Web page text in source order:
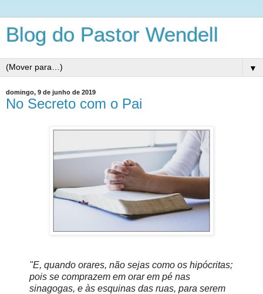
Blog do Pastor Wendell
▼
domingo, 9 de junho de 2019
No Secreto com o Pai
"E, quando orares, não sejas como os hipócritas;
pois se comprazem em orar em pé nas
sinagogas, e às esquinas das ruas, para serem